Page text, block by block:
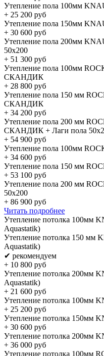
Утепление пола 100мм
+ 25 200 руб
Утепление пола 150мм
+ 30 600 руб
Утепление пола 200мм
50х200
+ 51 300 руб
Утепление пола 100мм
СКАНДИК
+ 28 800 руб
Утепление пола 150 мм
СКАНДИК
+ 34 200 руб
Утепление пола 200 мм
СКАНДИК + Лаги пола
+ 54 900 руб
Утепление пола 100мм
+ 34 600 руб
Утепление пола 150 мм
+ 53 100 руб
Утепление пола 200 мм
50х200
+ 86 900 руб
Читать подробнее
Утепление потолка 100мм
Aquastatik)
Утепление потолка 150
Aquastatik)
✔ рекомендуем
+ 10 800 руб
Утепление потолка 200мм
Aquastatik)
+ 21 600 руб
Утепление потолка 100мм
+ 25 200 руб
Утепление потолка 150мм
+ 30 600 руб
Утепление потолка 200мм
+ 36 000 руб
Утепление потолка 100мм